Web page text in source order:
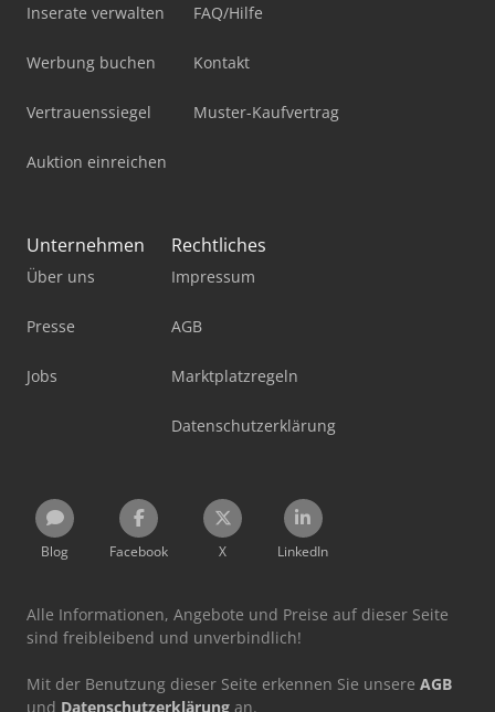
Inserate verwalten
Werbung buchen
Vertrauenssiegel
Auktion einreichen
FAQ/Hilfe
Kontakt
Muster-Kaufvertrag
Unternehmen
Über uns
Presse
Jobs
Rechtliches
Impressum
AGB
Marktplatzregeln
Datenschutzerklärung
Blog Facebook X LinkedIn
Alle Informationen, Angebote und Preise auf dieser Seite
sind freibleibend und unverbindlich!
Mit der Benutzung dieser Seite erkennen Sie unsere AGB
und Datenschutzerklärung an.